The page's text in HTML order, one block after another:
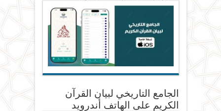
الجامع التاريخي لبيان القرآن
الكريم على الهاتف أندرويد